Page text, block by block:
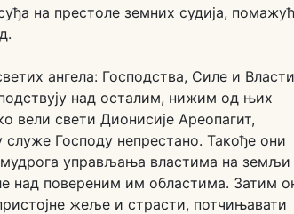
на престоле земних судија,
ангела: Господства, Силе и
над осталим, нижим од њих
вели свети Дионисије Ареопагит,
Господу непрестано. Такође они
мудрога управљања властима на земљи
над повереним им областима. Затим
жеље и страсти, потчињавати